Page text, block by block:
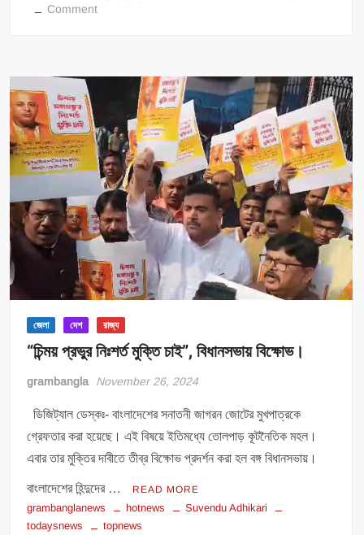
Commenton
ব্যাপার?
জেলা দেশ রাজ্য
“চিন্ময় প্রভুর নিঃশর্ত মুক্তি চাই”, বিধানসভায় বিক্ষোভ।
grambangla November 26, 2024
ডিজিট্যাল ডেস্কঃ- বাংলাদেশের সনাতনী জাগরন জোটের মুখপাত্রকে
গ্রেফতার করা হয়েছে। এই বিষয়ে ইতিমধ্যে তোলপাড় কূটনৈতিক মহল।
এবার তার মুক্তির দাবীতে তীব্র বিক্ষোভ প্রদর্শন করা হল বঙ্গ বিধানসভায়।
বাংলাদেশের হিন্দুদের … READ MORE
grambanglanews hotnews
Suvendu Adhikari
todaysnews
topnews